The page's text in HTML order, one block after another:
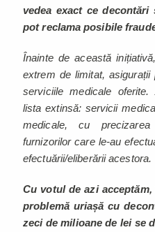
vedea exact ce
pot reclama posibile
Înainte de această
extrem de limitat, asigurații
serviciile medicale oferite.
lista extinsă: servicii
medicale, cu
furnizorilor care le-au
efectuării/eliberării acestora.
Cu votul de azi
problemă uriașă cu
zeci de milioane de lei se